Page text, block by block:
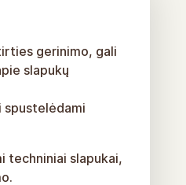
gerinimo, gali
slapukų
spustelėdami
techniniai slapukai,